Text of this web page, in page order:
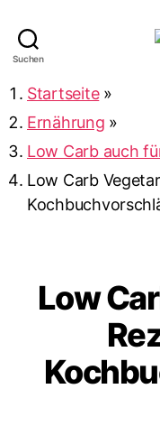
Suchen
Startseite»
Ernährung »
Low Carb auch
Low Carb
Low